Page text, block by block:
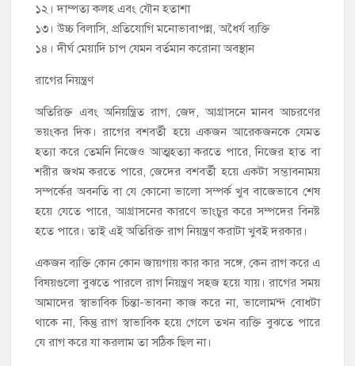
১২। দাম্পত্য কলহ এবং যৌন হতাশা
১৩। উচ্চ বিলাসি, প্রতিযোগি মনোভাবাপন্ন, অধৈর্য ব্যক্তি
১৪। দীর্ঘ মেয়াদি চাপ যেমন বর্তমান করোনা অবস্থান
রাগের নিয়ন্ত্রণ
অতিরিক্ত এবং অনিয়ন্ত্রিত রাগ, জেদ, আগ্রাসনে মানব আচরণের
ভয়ংকর দিক। রাগের বশবর্তী হয়ে একজন আরেকজনকে যেমত
হত্যা করে তেমনি নিজেও আত্মহত্যা করতে পারে, নিজের হাত বা
শরীর জখম করতে পারে, জেদের বশবর্তী হয়ে একটা সম্ভাবনাময়
সম্পর্কের অবনতি বা যে কোনো ভালো সম্পর্ক খুব বাজেভাবে শেষ
হয়ে যেতে পারে, আগ্রাসনের কারণে ভাংচুর করে সম্পদের বিনষ্ট
হতে পারে। তাই এই অতিরিক্ত রাগ নিয়ন্ত্রণ করাটা খুবই দরকার।
একজন ব্যক্তি কোন কোন জায়গায় কার কার সঙ্গে, কেন রাগ করে এ
বিষয়গুলো বুঝতে পারলে রাগ নিয়ন্ত্রণ সহজ হয়ে যায়। রাগের সময়
আমাদের স্বাভাবিক চিন্তা-ভাবনা কাজ করে না, ভালোমন্দ বোধটা
থাকে না, কিন্তু রাগ স্বাভাবিক হয়ে গেলে তখন ব্যক্তি বুঝতে পারে
যে রাগ করে যা করলাম তা সঠিক ছিল না।